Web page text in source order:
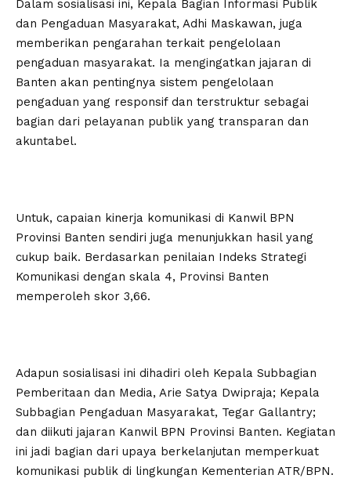
Dalam sosialisasi ini, Kepala Bagian Informasi Publik
dan Pengaduan Masyarakat, Adhi Maskawan, juga
memberikan pengarahan terkait pengelolaan
pengaduan masyarakat. Ia mengingatkan jajaran di
Banten akan pentingnya sistem pengelolaan
pengaduan yang responsif dan terstruktur sebagai
bagian dari pelayanan publik yang transparan dan
akuntabel.
Untuk, capaian kinerja komunikasi di Kanwil BPN
Provinsi Banten sendiri juga menunjukkan hasil yang
cukup baik. Berdasarkan penilaian Indeks Strategi
Komunikasi dengan skala 4, Provinsi Banten
memperoleh skor 3,66.
Adapun sosialisasi ini dihadiri oleh Kepala Subbagian
Pemberitaan dan Media, Arie Satya Dwipraja; Kepala
Subbagian Pengaduan Masyarakat, Tegar Gallantry;
dan diikuti jajaran Kanwil BPN Provinsi Banten. Kegiatan
ini jadi bagian dari upaya berkelanjutan memperkuat
komunikasi publik di lingkungan Kementerian ATR/BPN.